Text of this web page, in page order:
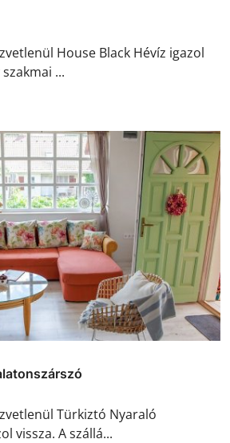
House Black Hévíz igazol
...
Türkiztó Nyaraló
vissza. A szállá...